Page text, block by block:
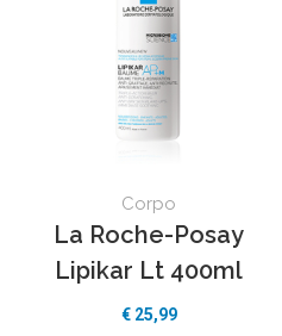
Corpo
La Roche-Posay
Lipikar Lt 400ml
€ 25,99